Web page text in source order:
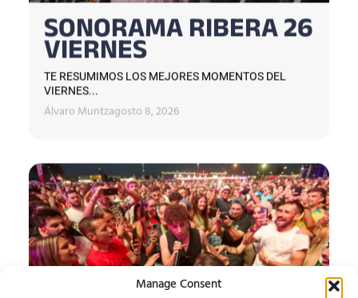
Manage Consent
SONORAMA RIBERA 26
VIERNES
TE RESUMIMOS LOS MEJORES MOMENTOS DEL
VIERNES...
Álvaro Muntzagosto 8, 2026